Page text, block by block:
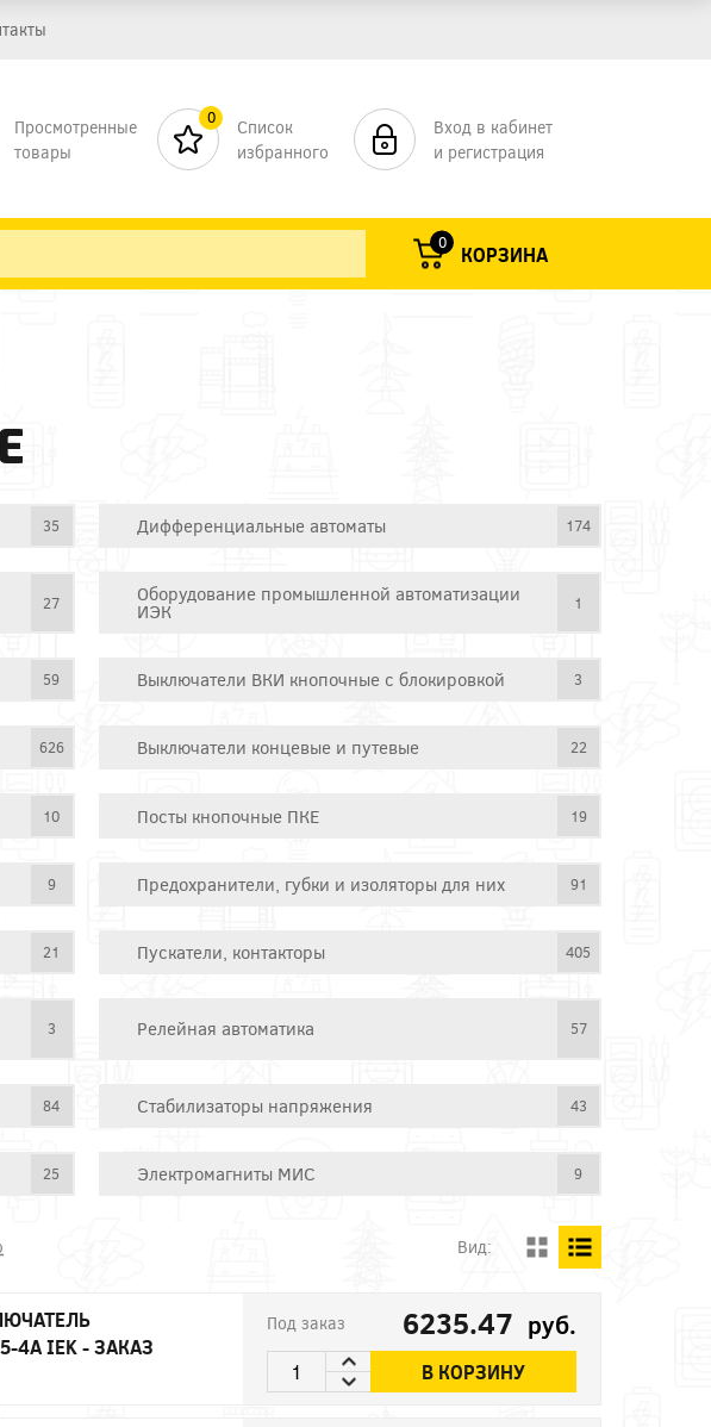
Просмотренные
товары
0
Список
избранного
Вход в кабинет
и регистрация
0 КОРЗИНА
35 Дифференциальные автоматы 174
27 Оборудование промышленной автоматизации
ИЭК 1
59 Выключатели ВКИ кнопочные с блокировкой 3
626 Выключатели концевые и путевые 22
10 Посты кнопочные ПКЕ 19
9 Предохранители, губки и изоляторы для них 91
21 Пускатели, контакторы 405
3 Релейная автоматика 57
84 Стабилизаторы напряжения 43
25 Электромагниты МИС 9
Вид:
4A IEK - ЗАКАЗ
Под заказ 6235.47 руб.
В КОРЗИНУ